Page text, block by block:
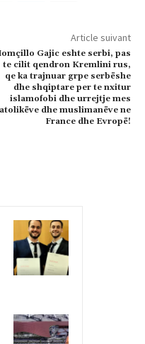
Article suivant
Gajic eshte serbi, pas
te cilit qendron Kremlini rus,
qe ka trajnuar grpe serbëshe
dhe shqiptare per te nxitur
islamofobi dhe urrejtje mes
dhe muslimanëve ne
France dhe Evropë!